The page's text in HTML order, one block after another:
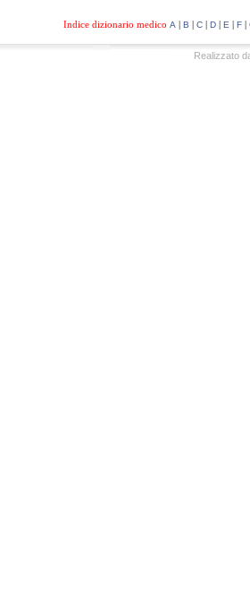
Indice dizionario medico A | B | C| D| E | F|
Realizzato